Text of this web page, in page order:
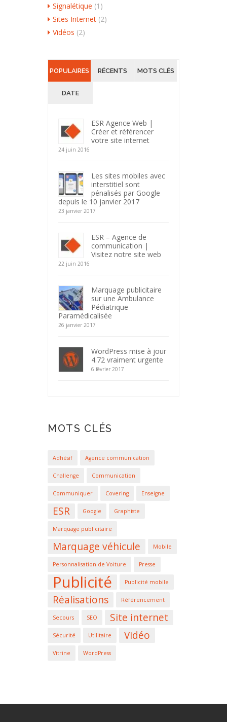
Signalétique (1)
Sites Internet (2)
Vidéos (2)
POPULAIRES RÉCENTS MOTS CLÉS
DATE
ESR Agence Web |
Créer et référencer
votre site internet
24 juin 2016
Les sites mobiles avec
interstitiel sont
pénalisés par Google
depuis le 10 janvier 2017
23 janvier 2017
ESR – Agence de
communication |
Visitez notre site web
22 juin 2016
Marquage publicitaire
sur une Ambulance
Pédiatrique
Paramédicalisée
26 janvier 2017
WordPress mise à jour
4.72 vraiment urgente
6 février 2017
MOTS CLÉS
Adhésif Agence communication
Challenge Communication
Communiquer Covering Enseigne
ESR Google Graphiste
Marquage publicitaire
Marquage véhicule Mobile
Personnalisation de Voiture Presse
Publicité Publicité mobile
Réalisations Référencement
Secours SEO Site internet
Sécurité Utilitaire Vidéo
Vitrine WordPress